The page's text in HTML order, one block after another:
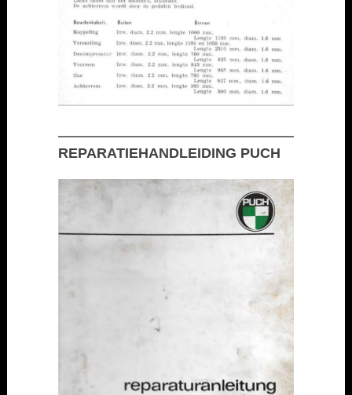
REPARATIEHANDLEIDING PUCH